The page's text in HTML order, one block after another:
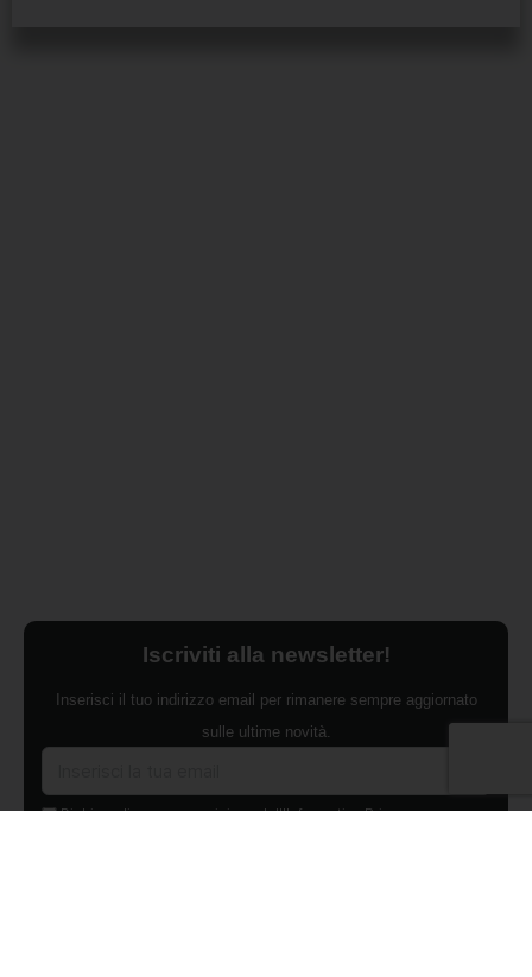
Iscriviti alla newsletter!
Inserisci il tuo indirizzo email per rimanere sempre aggiornato
sulle ultime novità.
Dichiaro di aver preso visione dell'Informativa Privacy e